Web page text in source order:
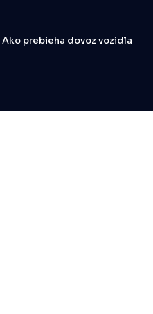
Ako prebieha dovoz vozidla